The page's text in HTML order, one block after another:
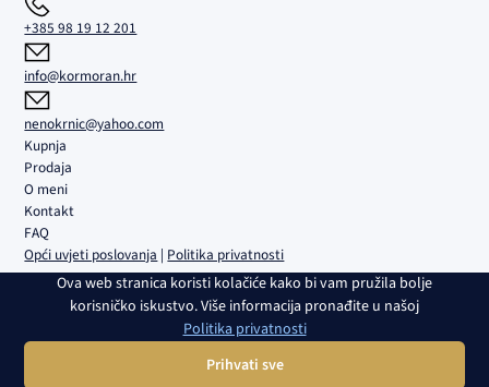
+385 98 19 12 201
info@kormoran.hr
nenokrnic@yahoo.com
Kupnja
Prodaja
O meni
Kontakt
FAQ
Opći uvjeti poslovanja | Politika privatnosti
Kormoran d.o.o. | Sjedište i ured: Trgovačka 5B, Umag | Društvo je
upisano u sudski registar Trgovačkog suda u Rijeci pod br. MBS
040108082 | OIB: 02980639082 | Transakcijski račun i banka:
HR4224840081100459161, RBA | Temeljni kapital: 2.654,46 € | Direktor:
Ova web stranica koristi kolačiće kako bi vam pružila bolje
korisničko iskustvo. Više informacija pronađite u našoj
Politika privatnosti
Prihvati sve